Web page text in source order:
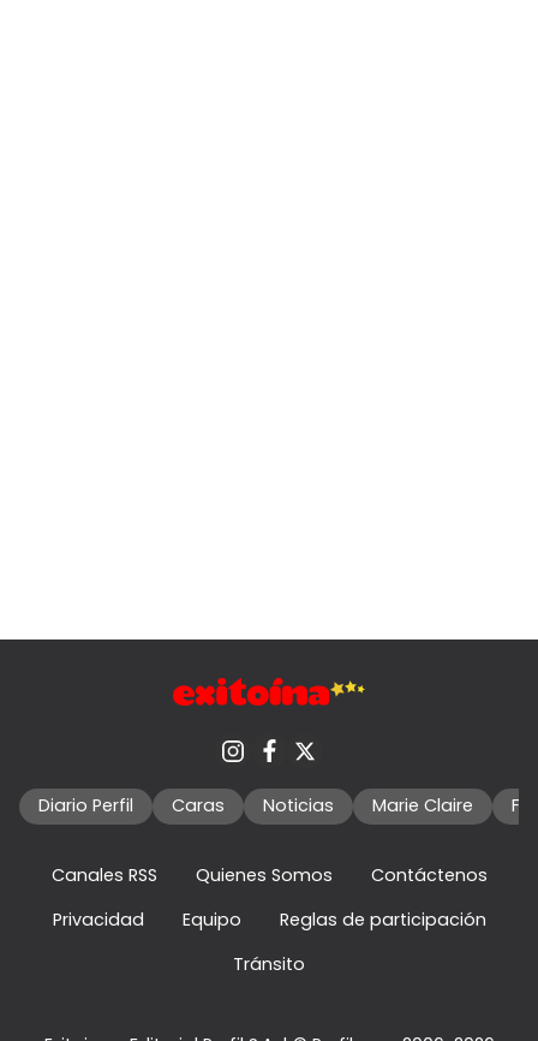
Diario Perfil Caras Noticias Marie Claire
Canales RSS Quienes Somos
Contáctenos
Privacidad
Equipo
Reglas de participación
Tránsito